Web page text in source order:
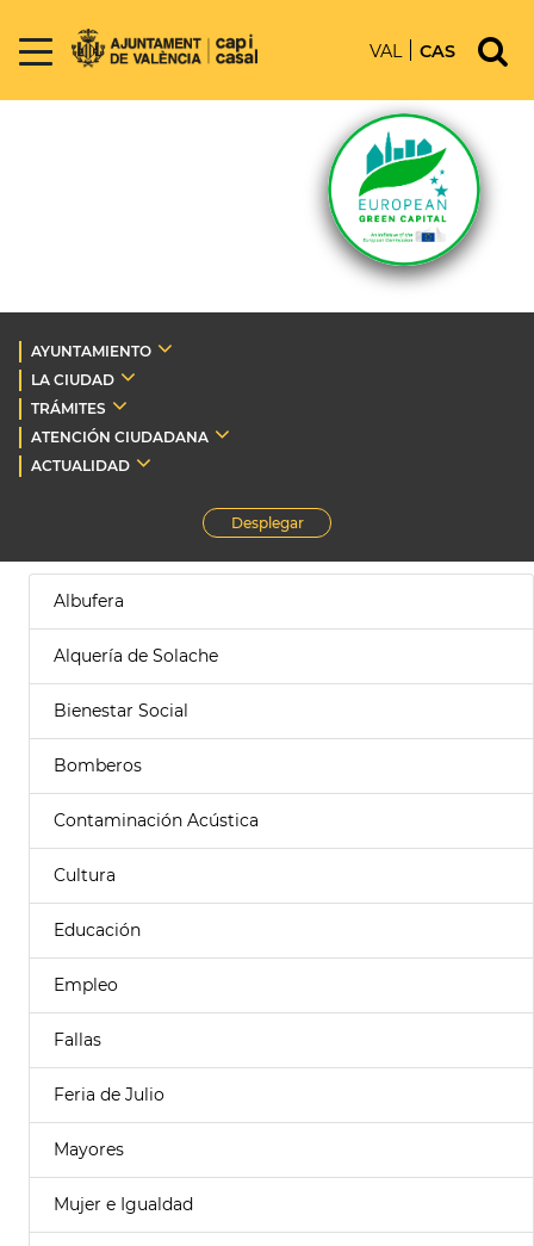
VAL CAS
AYUNTAMIENTO
LA CIUDAD
TRÁMITES
ATENCIÓN CIUDADANA
ACTUALIDAD
Desplegar
Albufera
Alquería de Solache
Bienestar Social
Bomberos
Contaminación Acústica
Cultura
Educación
Empleo
Fallas
Feria de Julio
Mayores
Mujer e Igualdad